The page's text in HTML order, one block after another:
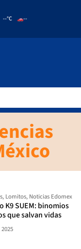
--°C --
, Lomitos, Noticias Edomex
K9 SUEM: binomios
que salvan vidas